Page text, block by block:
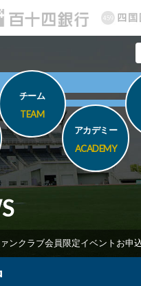
チーム
TEAM
アカデミー
ACADEMY
ンクラブ会員限定イベントお申